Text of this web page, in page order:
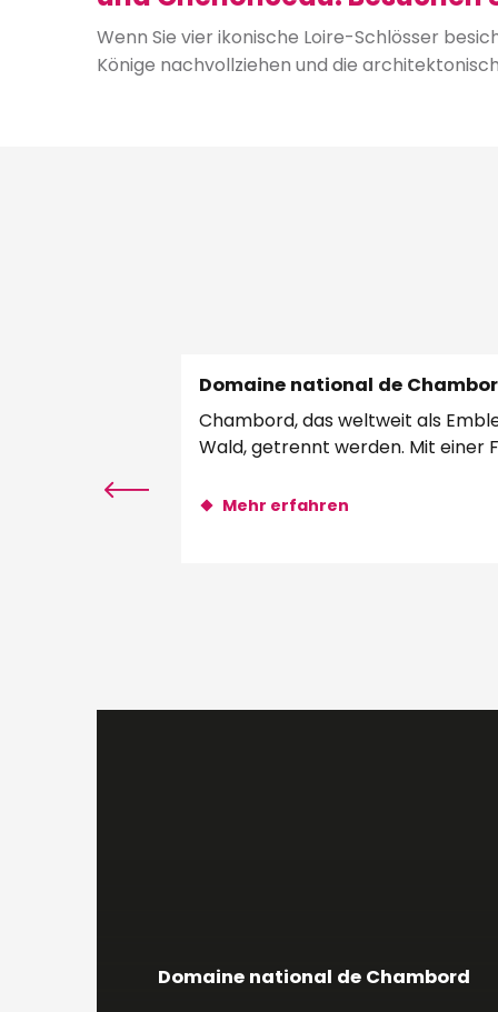
Wenn Sie vier ikonische Loire-Schlösser
Könige nachvollziehen und die
Domaine national de
Chambord, das weltweit als
Wald, getrennt werden. Mit einer
Mehr erfahren
Domaine national de Chambord